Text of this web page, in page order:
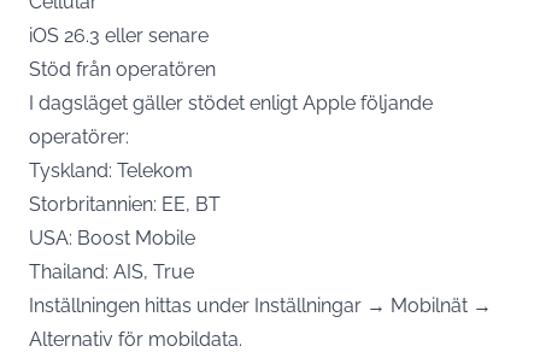
iOS 26.3 eller senare
Stöd från operatören
I dagsläget gäller stödet enligt Apple följande
operatörer:
Tyskland: Telekom
Storbritannien: EE, BT
USA: Boost Mobile
Thailand: AIS, True
Inställningen hittas under Inställningar → Mobilnät →
Alternativ för mobildata.